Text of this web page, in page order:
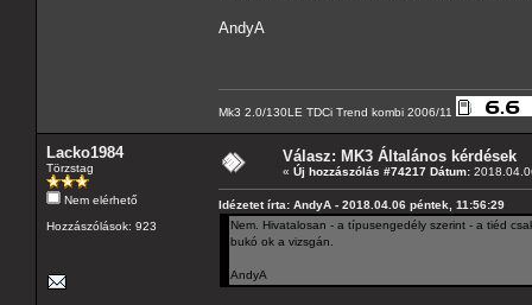
AndyA
Mk3 2.0/130LE TDCi Trend kombi 2006/11
Lacko1984
Törzstag
Nem elérhető
Hozzászólások: 923
Válasz: MK3 Általános kérdések
« Új hozzászólás #74217 Dátum:
Idézetet írta: AndyA - 2018.04.06 péntek, 11:56:29
Nem. Hivatalosan - a típusengedély szerint - a tiéd
bukó ok a vizsgán.
AndyA